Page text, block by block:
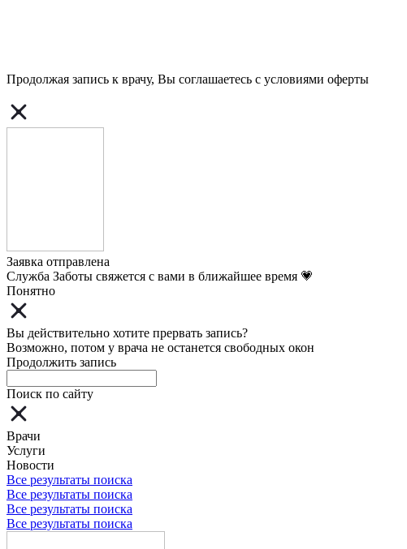
Продолжая запись к врачу, Вы соглашаетесь с условиями оферты
Заявка отправлена
Служба Заботы свяжется с вами в ближайшее время 💗
Понятно
Вы действительно хотите прервать запись?
Возможно, потом у врача не останется свободных окон
Продолжить запись
Поиск по сайту
Врачи
Услуги
Новости
Все результаты поиска
Все результаты поиска
Все результаты поиска
Все результаты поиска